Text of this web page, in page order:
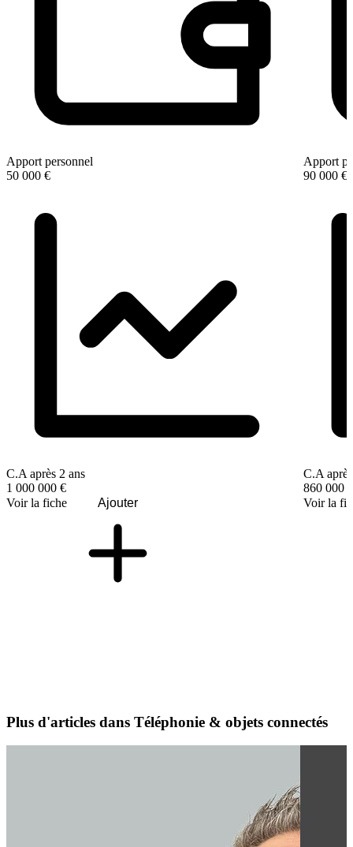
Apport personnel
50 000 €
C.A après 2 ans
1 000 000 €
Voir la fiche
Ajouter
Apport
90 000 €
C.A
860 000 €
Voir la
Plus d'articles dans Téléphonie & objets connectés